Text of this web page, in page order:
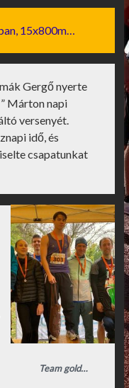
15x800m…
Gergő nyerte
Márton napi
versenyét.
idő, és
csapatunkat
Team gold…